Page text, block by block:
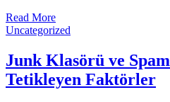
Read More
Uncategorized
Junk Klasörü ve
Tetikleyen Faktörler